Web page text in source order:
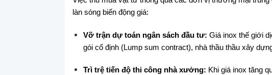
làn sóng biến động giá:
Vỡ trận dự toán ngân sách đầu tư: Giá inox thế giới
gói cố định (Lump sum contract), nhà thầu thầu xây
Trì trệ tiến độ thi công nhà xưởng: Khi giá inox tăng